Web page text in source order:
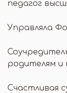
педагог
Управляла
родителям и
Счастливая